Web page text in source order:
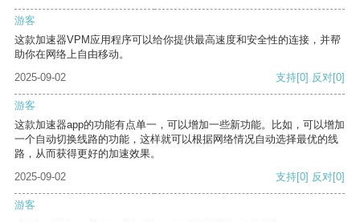
游客
这款加速器VPM应用程序可以给你提供最高速度和安全性的连接，并帮
助你在网络上自由移动。
2025-09-02
支持[0] 反对[0]
游客
这款加速器app的功能有点单一，可以增加一些新功能。比如，可以增加
一个自动切换线路的功能，这样就可以根据网络情况自动选择最优的线
路，从而获得更好的加速效果。
2025-09-02
支持[0] 反对[0]
游客